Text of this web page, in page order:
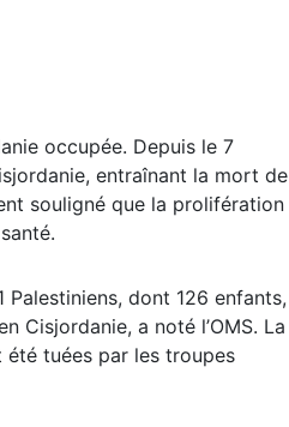
occupée. Depuis le 7
entraînant la mort de
souligné que la prolifération
Palestiniens, dont 126 enfants,
Cisjordanie, a noté l’OMS. La
été tuées par les troupes